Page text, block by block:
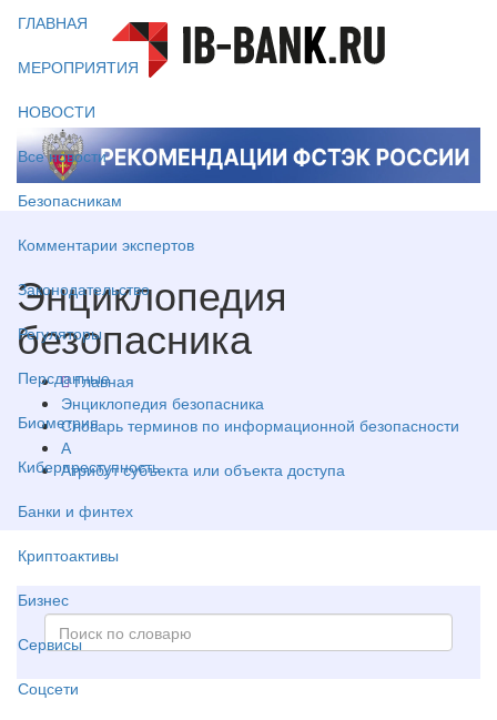
ГЛАВНАЯ
МЕРОПРИЯТИЯ
НОВОСТИ
Все новости
Безопасникам
Комментарии экспертов
Законодательство
Регуляторы
Персданные
Биометрия
Киберпреступность
Банки и финтех
Криптоактивы
Бизнес
Сервисы
Соцсети
Энциклопедия
безопасника
Главная
Энциклопедия безопасника
Словарь терминов по информационной безопасности
А
Атрибут субъекта или объекта доступа